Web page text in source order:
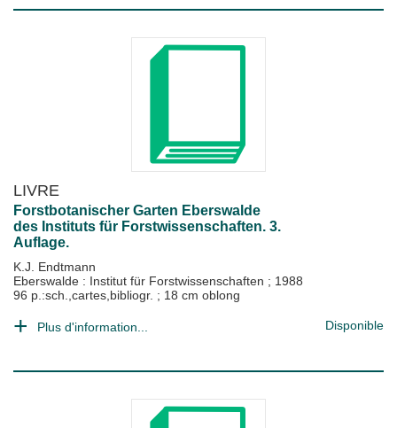
LIVRE
Forstbotanischer Garten Eberswalde
des Instituts für Forstwissenschaften. 3.
Auflage.
K.J. Endtmann
Eberswalde : Institut für Forstwissenschaften ; 1988
96 p.:sch.,cartes,bibliogr. ; 18 cm oblong
Plus d'information... Disponible